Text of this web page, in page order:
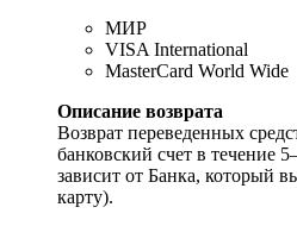
МИР
VISA International
MasterCard World Wide
Описание возврата
Возврат переведенных
банковский счет в течение
зависит от Банка, который
карту).